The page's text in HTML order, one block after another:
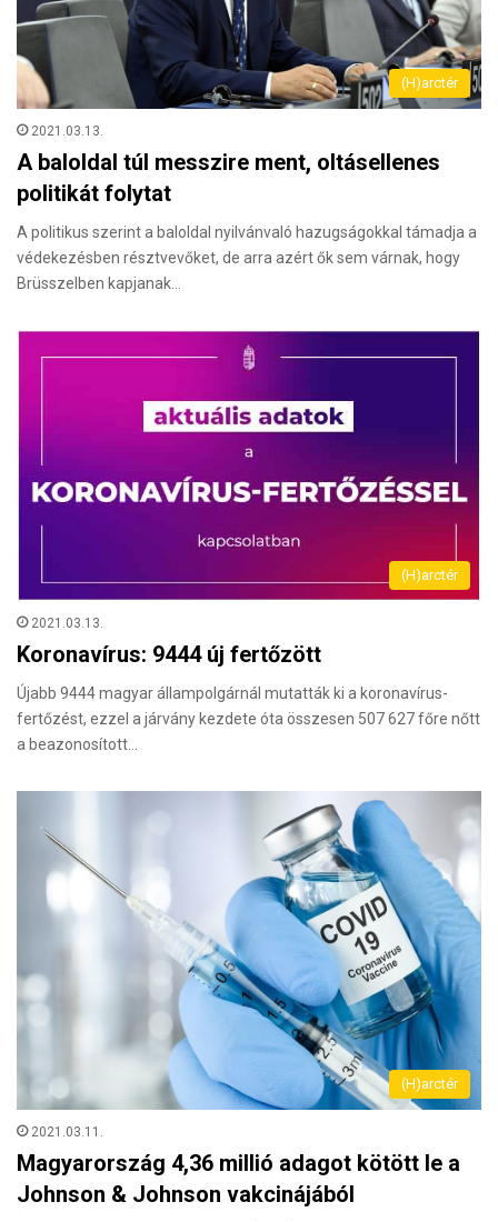
(H)arctér
2021.03.13.
A baloldal túl messzire ment, oltásellenes
politikát folytat
A politikus szerint a baloldal nyilvánvaló hazugságokkal támadja a
védekezésben résztvevőket, de arra azért ők sem várnak, hogy
Brüsszelben kapjanak…
(H)arctér
2021.03.13.
Koronavírus: 9444 új fertőzött
Újabb 9444 magyar állampolgárnál mutatták ki a koronavírus-
fertőzést, ezzel a járvány kezdete óta összesen 507 627 főre nőtt
a beazonosított…
(H)arctér
2021.03.11.
Magyarország 4,36 millió adagot kötött le a
Johnson & Johnson vakcinájából